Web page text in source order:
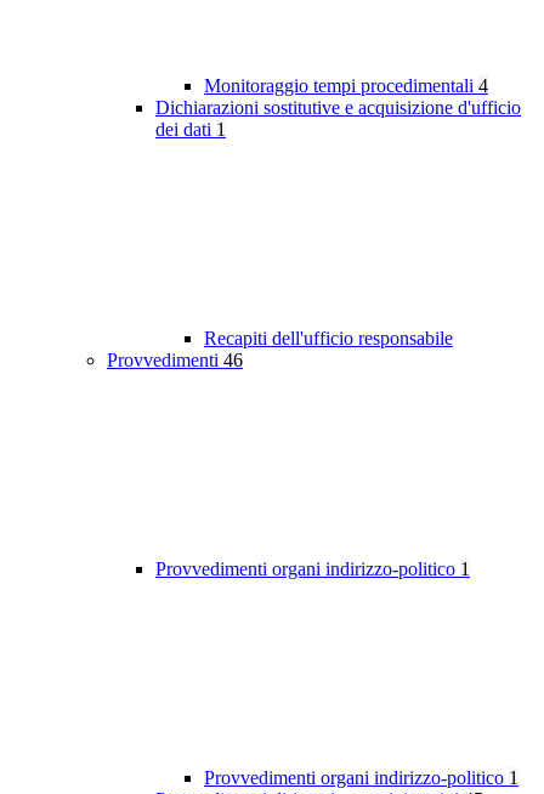
Monitoraggio tempi procedimentali 4
Dichiarazioni sostitutive e acquisizione d'ufficio
dei dati 1
Recapiti dell'ufficio responsabile
Provvedimenti 46
Provvedimenti organi indirizzo-politico 1
Provvedimenti organi indirizzo-politico 1